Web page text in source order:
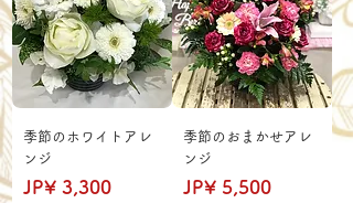
季節のホワイトアレ
ンジ
Price
JP¥ 3,300
季節のおまかせアレ
ンジ
Price
JP¥ 5,500